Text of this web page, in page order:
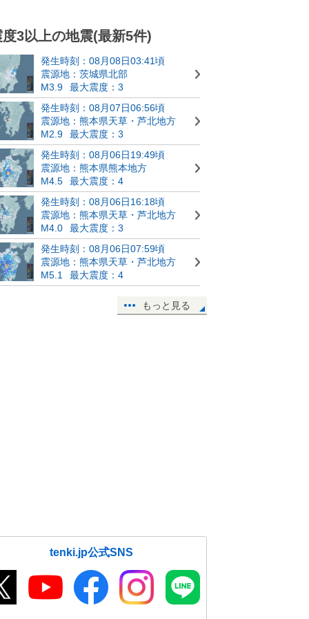
度3以上の地震(最新5件)
発生時刻：08月08日03:41頃
震源地：茨城県北部
M3.9
最大震度：3
発生時刻：08月07日06:56頃
震源地：熊本県天草・芦北地方
M2.9
最大震度：3
発生時刻：08月06日19:49頃
震源地：熊本県熊本地方
M4.5
最大震度：4
発生時刻：08月06日16:18頃
震源地：熊本県天草・芦北地方
M4.0
最大震度：3
発生時刻：08月06日07:59頃
震源地：熊本県天草・芦北地方
M5.1
最大震度：4
もっと見る
tenki.jp公式SNS